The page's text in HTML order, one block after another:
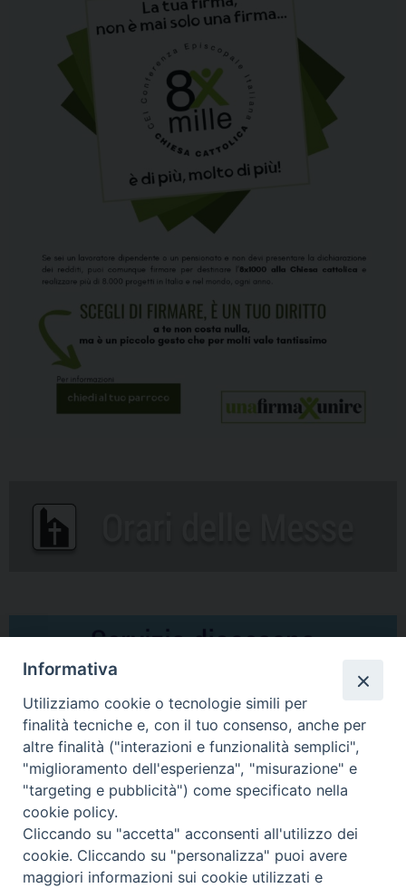
Comunicati Stampa
Il cordoglio dei Vescovi di Puglia per la morte di S.E.R. Mons. Agostino
Superbo
Nasce la Consulta Diocesana delle Aggregazioni Laicali di Castellaneta
Informativa
Utilizziamo cookie o tecnologie simili per
finalità tecniche e, con il tuo consenso, anche per
altre finalità ("interazioni e funzionalità semplici",
"miglioramento dell'esperienza", "misurazione" e
"targeting e pubblicità") come specificato nella
cookie policy.
Cliccando su "accetta" acconsenti all'utilizzo dei
cookie. Cliccando su "personalizza" puoi avere
maggiori informazioni sui cookie utilizzati e